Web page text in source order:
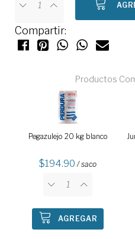
Compartir:
Productos
Pegazulejo 20 kg blanco
194.90 / saco
AGREGAR